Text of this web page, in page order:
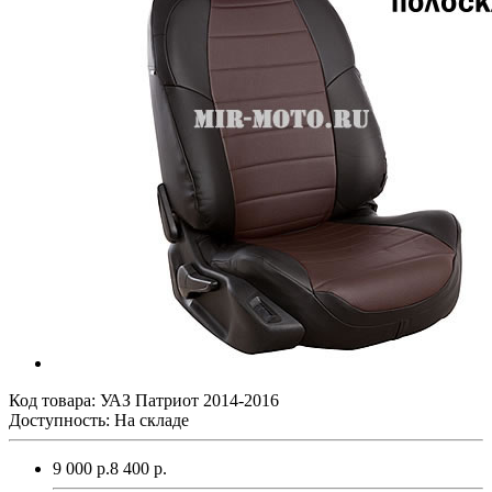
Код товара: УАЗ Патриот 2014-2016
Доступность: На складе
9 000 р.8 400 р.